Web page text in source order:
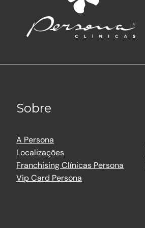
Sobre
A Persona
Localizações
Franchising Clínicas Persona
Vip Card Persona